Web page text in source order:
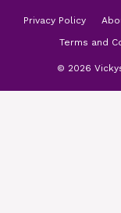
Privacy Policy
Terms and
© 2026